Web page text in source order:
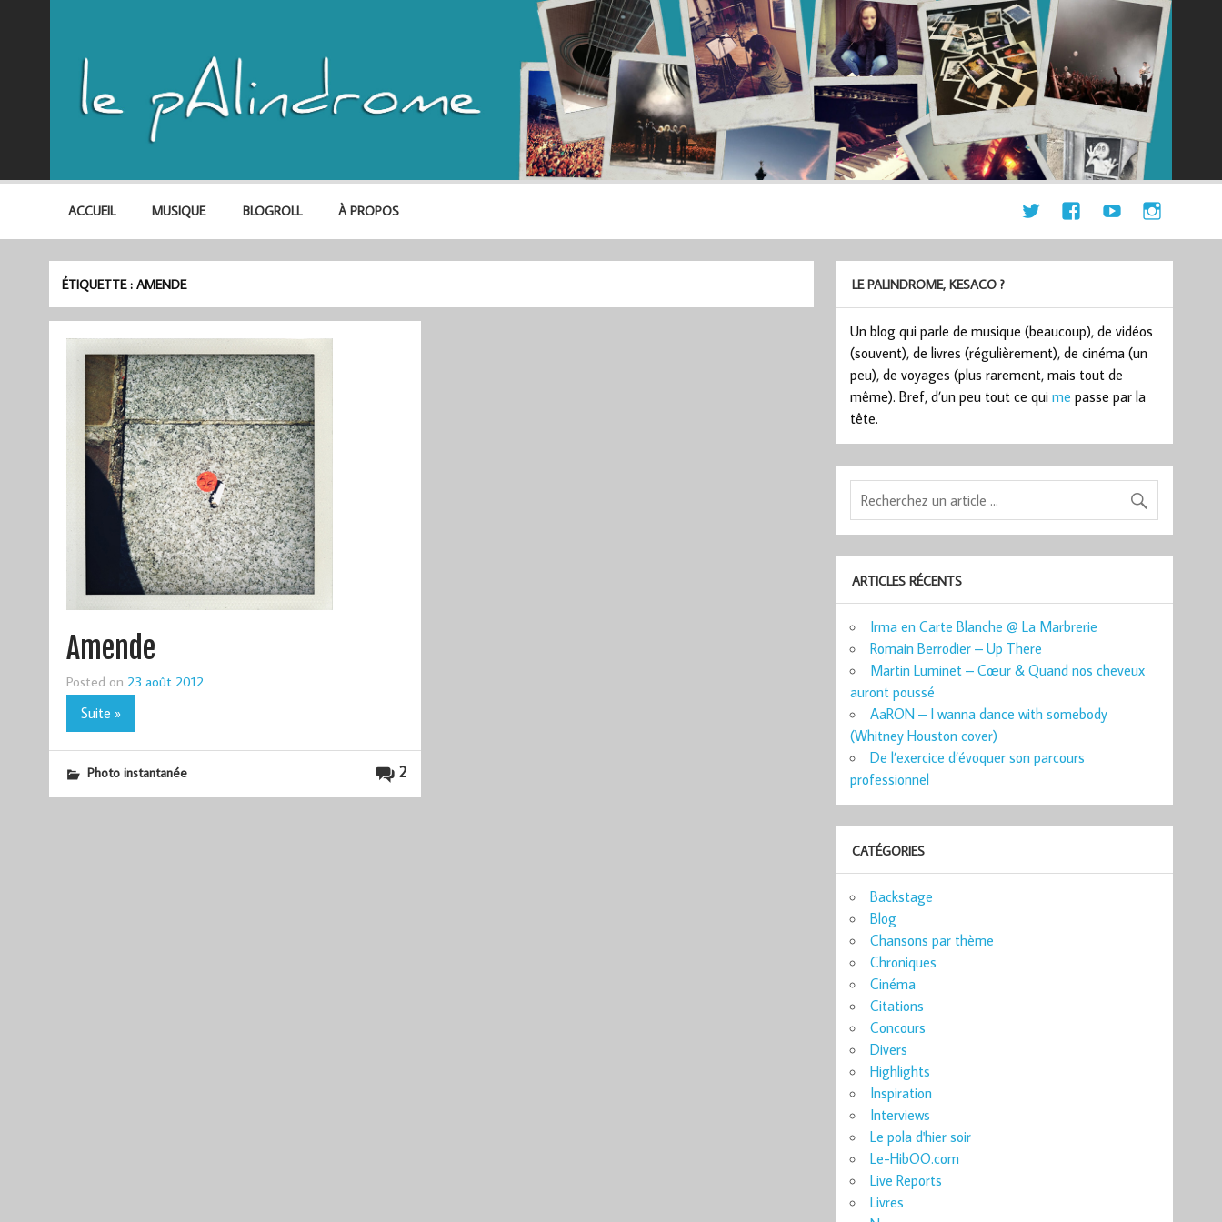
ACCUEIL MUSIQUE BLOGROLL À PROPOS
ÉTIQUETTE :AMENDE
Amende
Posted on 23 août 2012
Suite »
2
Photo instantanée
LE PALINDROME, KESACO ?
Un blog qui parle de musique (beaucoup), de vidéos
(souvent), de livres (régulièrement), de cinéma (un
peu), de voyages (plus rarement, mais tout de
même). Bref, d’un peu tout ce quime passe par la
tête.
ARTICLES RÉCENTS
Irma en Carte Blanche @ La Marbrerie
Romain Berrodier – Up There
Martin Luminet – Cœur & Quand nos cheveux
auront poussé
AaRON – I wanna dance with somebody
(Whitney Houston cover)
De l’exercice d’évoquer son parcours
professionnel
CATÉGORIES
Backstage
Blog
Chansons par thème
Chroniques
Cinéma
Citations
Concours
Divers
Highlights
Inspiration
Interviews
Le pola d'hier soir
Le-HibOO.com
Live Reports
Livres